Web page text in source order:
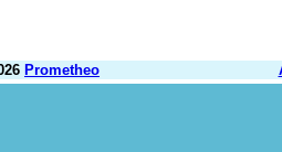
Prometheo